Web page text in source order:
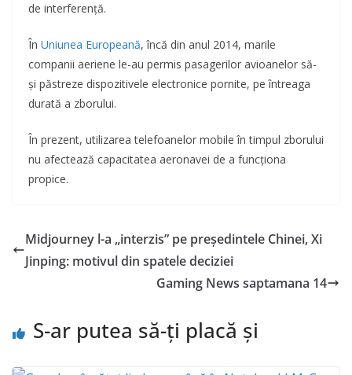
de interferență.
În Uniunea Europeană, încă din anul 2014, marile
companii aeriene le-au permis pasagerilor avioanelor să-
și păstreze dispozitivele electronice pornite, pe întreaga
durată a zborului.
În prezent, utilizarea telefoanelor mobile în timpul zborului
nu afectează capacitatea aeronavei de a funcționa
propice.
Midjourney l-a „interzis” pe președintele Chinei, Xi
Jinping: motivul din spatele deciziei
Gaming News saptamana 14
S-ar putea să-ți placă și